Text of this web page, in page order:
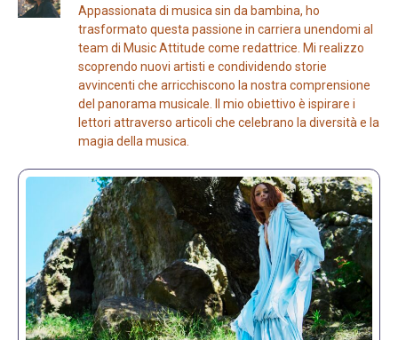
Appassionata di musica sin da bambina, ho
trasformato questa passione in carriera unendomi al
team di Music Attitude come redattrice. Mi realizzo
scoprendo nuovi artisti e condividendo storie
avvincenti che arricchiscono la nostra comprensione
del panorama musicale. Il mio obiettivo è ispirare i
lettori attraverso articoli che celebrano la diversità e la
magia della musica.